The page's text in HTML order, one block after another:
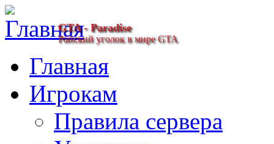
GTA - Paradise
Райский уголок в мире GTA
Главная
Игрокам
Правила сервера